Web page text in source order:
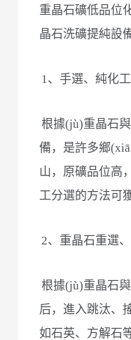
重晶石礦低品位
晶石洗礦提純設備
1、手選、純化工
根據(jù)重晶石
備，是許多鄉
山，原礦品位高
工分選的方法可
2、重晶石重選
根據(jù)重晶石
后，進入跳汰、
如石英、方解石